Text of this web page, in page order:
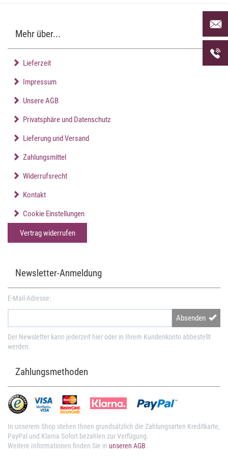
Per
uns
uns
Mehr über...
Lieferzeit
Impressum
Unsere AGB
Privatsphäre und Datenschutz
Lieferung und Versand
Zahlungsmittel
Widerrufsrecht
Kontakt
Cookie Einstellungen
Vertrag widerrufen
Newsletter-Anmeldung
E-Mail-Adresse:
Absenden
Der Newsletter kann jederzeit hier oder in Ihrem Kundenkonto abbestellt
werden.
Zahlungsmethoden
In unserem Shop stehen Ihnen grundsätzlich die Zahlungsarten Kreditkarte,
PayPal und Klarna Sofort bezahlen zur Verfügung.
Weitere Informationen finden Sie in unseren AGB.